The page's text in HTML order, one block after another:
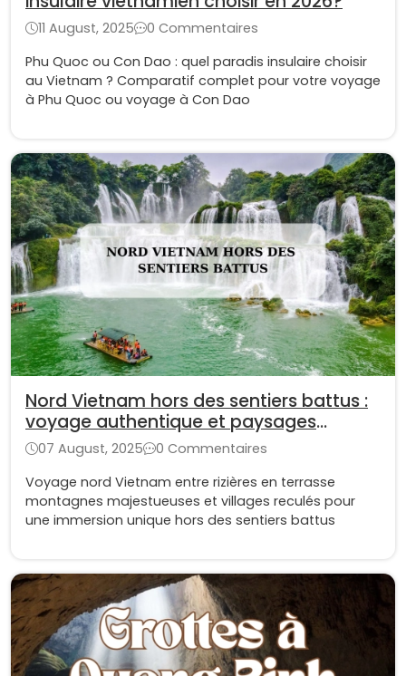
11 August, 2025
0 Commentaires
Phu Quoc ou Con Dao : quel paradis insulaire choisir
au Vietnam ? Comparatif complet pour votre voyage
à Phu Quoc ou voyage à Con Dao
Nord Vietnam hors des sentiers battus :
voyage authentique et paysages
oubliés
07 August, 2025
0 Commentaires
Voyage nord Vietnam entre rizières en terrasse
montagnes majestueuses et villages reculés pour
une immersion unique hors des sentiers battus